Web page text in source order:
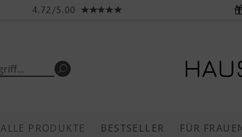
4.72/5.00
ALLE PRODUKTE BESTSELLER FÜR